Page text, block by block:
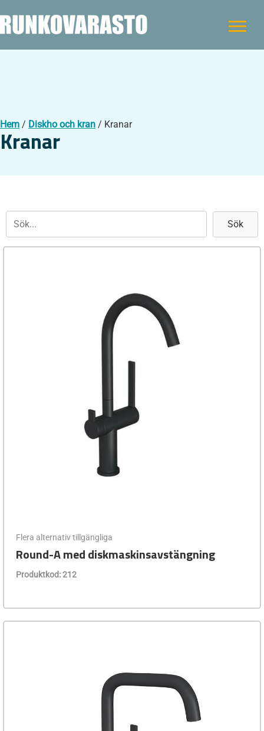
Hem / Diskho och kran / Kranar
Kranar
Sök
Flera alternativ tillgängliga
Round-A med diskmaskinsavstängning
Produktkod: 212